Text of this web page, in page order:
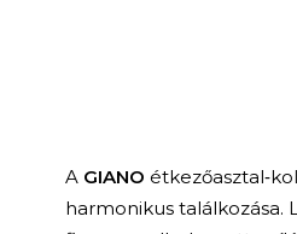
A GIANO
harmonikus találkozása.